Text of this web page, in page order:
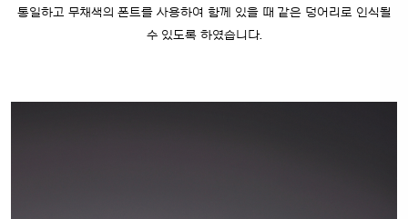
통일하고 무채색의 폰트를 사용하여 함께 있을 때 같은 덩어리로 인식될
수 있도록 하였습니다.